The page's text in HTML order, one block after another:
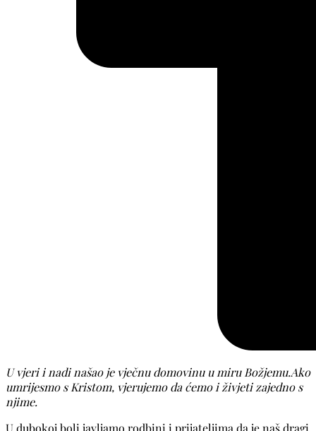
U vjeri i nadi našao je vječnu domovinu u miru Božjemu.Ako
umrijesmo s Kristom, vjerujemo da ćemo i živjeti zajedno s
njime.
U dubokoj boli javljamo rodbini i prijateljima da je naš dragi